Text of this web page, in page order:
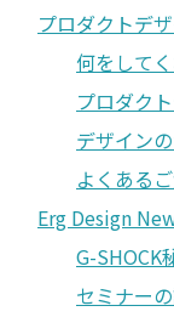
プロダクトデ
何をして
プロダク
デザイン
よくある
Erg Design
G-SHOCK
セミナー